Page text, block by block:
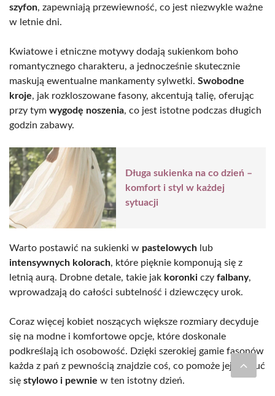
szyfon, zapewniają przewiewność, co jest niezwykle ważne
w letnie dni.
Kwiatowe i etniczne motywy dodają sukienkom boho
romantycznego charakteru, a jednocześnie skutecznie
maskują ewentualne mankamenty sylwetki. Swobodne
kroje, jak rozkloszowane fasony, akcentują talię, oferując
przy tym wygodę noszenia, co jest istotne podczas długich
godzin zabawy.
Długa sukienka na co dzień –
komfort i styl w każdej
sytuacji
Warto postawić na sukienki w pastelowych lub
intensywnych kolorach, które pięknie komponują się z
letnią aurą. Drobne detale, takie jak koronki czy falbany,
wprowadzają do całości subtelność i dziewczęcy urok.
Coraz więcej kobiet noszących większe rozmiary decyduje
się na modne i komfortowe opcje, które doskonale
podkreślają ich osobowość. Dzięki szerokiej gamie fasonów
każda z pań z pewnością znajdzie coś, co pomoże jej poczuć
się stylowo i pewnie w ten istotny dzień.